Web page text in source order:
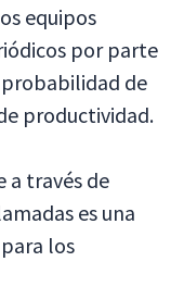
equipos
por parte
de
productividad.
a través de
es una
los